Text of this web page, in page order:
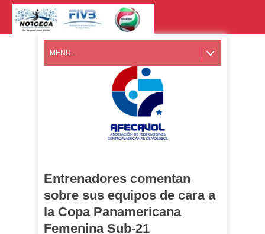
MENU...
Entrenadores comentan
sobre sus equipos de cara a
la Copa Panamericana
Femenina Sub-21